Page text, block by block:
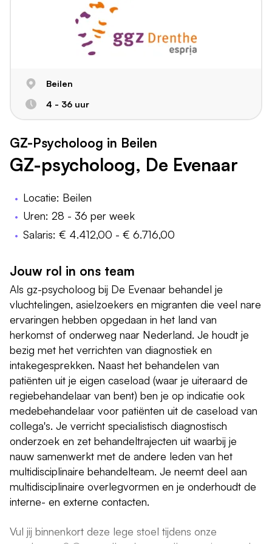
Beilen
4 - 36 uur
GZ-Psycholoog in Beilen
GZ-psycholoog, De Evenaar
Locatie: Beilen
Uren: 28 - 36 per week
Salaris: € 4.412,00 - € 6.716,00
Jouw rol in ons team
Als gz-psycholoog bij De Evenaar behandel je
vluchtelingen, asielzoekers en migranten die veel nare
ervaringen hebben opgedaan in het land van
herkomst of onderweg naar Nederland. Je houdt je
bezig met het verrichten van diagnostiek en
intakegesprekken. Naast het behandelen van
patiënten uit je eigen caseload (waar je uiteraard de
regiebehandelaar van bent) ben je op indicatie ook
medebehandelaar voor patiënten uit de caseload van
collega's. Je verricht specialistisch diagnostisch
onderzoek en zet behandeltrajecten uit waarbij je
nauw samenwerkt met de andere leden van het
multidisciplinaire behandelteam. Je neemt deel aan
multidisciplinaire overlegvormen en je onderhoudt de
interne- en externe contacten.
Vul jij binnenkort deze lege stoel tijdens onze